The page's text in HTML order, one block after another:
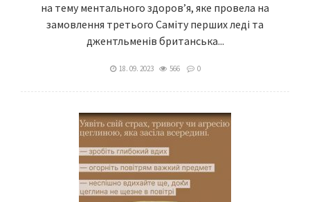
на тему ментального здоров’я, яке провела на
замовлення третього Саміту перших леді та
джентльменів британська...
18. 09. 2023 566 0